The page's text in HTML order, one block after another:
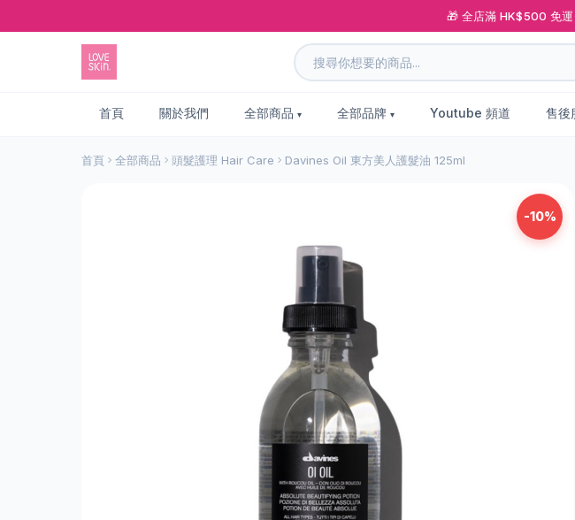
🎁 全店滿 HK$500 免
首頁 關於我們 全部商品 全部品牌 Youtube 頻道 售後
首頁 全部商品 頭髮護理 Hair Care Davines Oil 東方美人護髮油 125ml
-10%